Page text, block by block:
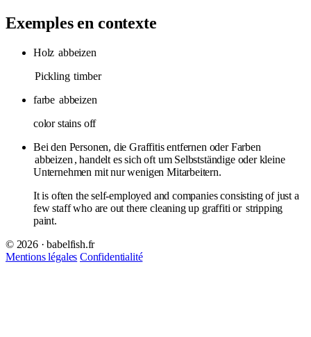
Exemples en contexte
Holz abbeizen
Pickling timber
farbe abbeizen
color stains off
Bei den Personen, die Graffitis entfernen oder Farben
abbeizen , handelt es sich oft um Selbstständige oder kleine
Unternehmen mit nur wenigen Mitarbeitern.
It is often the self-employed and companies consisting of just a
few staff who are out there cleaning up graffiti or stripping
paint.
© 2026 · babelfish.fr
Mentions légales Confidentialité